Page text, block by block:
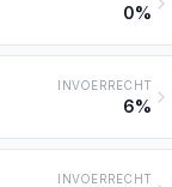
0%
INVOERRECHT
6%
INVOERRECHT